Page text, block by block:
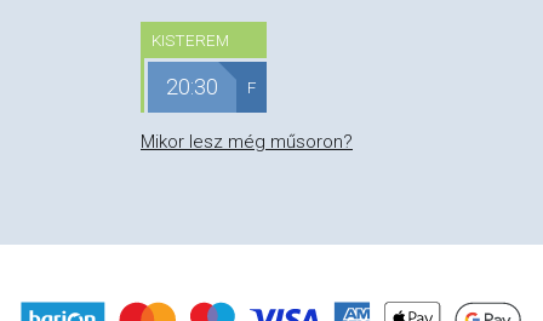
KISTEREM
20:30 F
Mikor lesz még műsoron?